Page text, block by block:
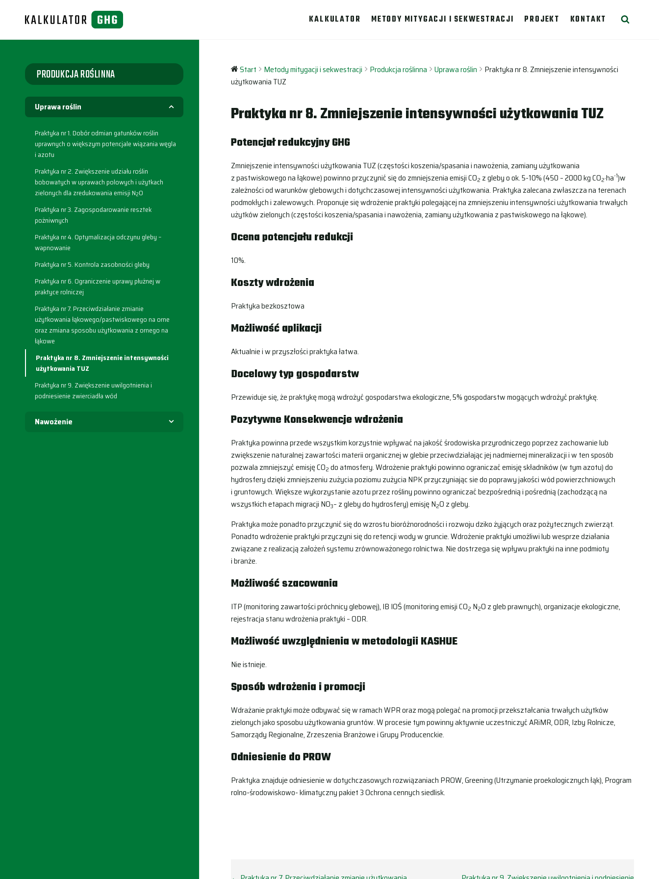
KALKULATOR METODY MITYGACJI I SEKWESTRACJI PROJEKT KONTAKT
PRODUKCJA ROŚLINNA
Uprawa roślin
Praktyka nr 1. Dobór odmian gatunków roślin
uprawnych o większym potencjale wiązania węgla
i azotu
Praktyka nr 2. Zwiększenie udziału roślin
bobowatych w uprawach polowych i użytkach
zielonych dla zredukowania emisji N2O
Praktyka nr 3. Zagospodarowanie resztek
pożniwnych
Praktyka nr 4. Optymalizacja odczynu gleby –
wapnowanie
Praktyka nr 5. Kontrola zasobności gleby
Praktyka nr 6. Ograniczenie uprawy płużnej w
praktyce rolniczej
Praktyka nr 7. Przeciwdziałanie zmianie
użytkowania łąkowego/pastwiskowego na orne
oraz zmiana sposobu użytkowania z ornego na
łąkowe
Praktyka nr 8. Zmniejszenie intensywności
użytkowania TUZ
Praktyka nr 9. Zwiększenie uwilgotnienia i
podniesienie zwierciadła wód
Nawożenie
Start Metody mitygacji i sekwestracji Produkcja roślinna Uprawa roślin
Praktyka nr 8. Zmniejszenie intensywności
użytkowania TUZ
Praktyka nr 8. Zmniejszenie intensywności użytkowania TUZ
Potencjał redukcyjny GHG
Zmniejszenie intensywności użytkowania TUZ (częstości koszenia/spasania i nawożenia, zamiany użytkowania
z pastwiskowego na łąkowe) powinno przyczynić się do zmniejszenia emisji CO2 z gleby o ok. 5-10% (450 – 2000 kg CO2·ha-1)w
zależności od warunków glebowych i dotychczasowej intensywności użytkowania. Praktyka zalecana zwłaszcza na terenach
podmokłych i zalewowych. Proponuje się wdrożenie praktyki polegającej na zmniejszeniu intensywności użytkowania trwałych
użytków zielonych (częstości koszenia/spasania i nawożenia, zamiany użytkowania z pastwiskowego na łąkowe).
Ocena potencjału redukcji
10%.
Koszty wdrożenia
Praktyka bezkosztowa
Możliwość aplikacji
Aktualnie i w przyszłości praktyka łatwa.
Docelowy typ gospodarstw
Przewiduje się, że praktykę mogą wdrożyć gospodarstwa ekologiczne, 5% gospodarstw mogących wdrożyć praktykę.
Pozytywne Konsekwencje wdrożenia
Praktyka powinna przede wszystkim korzystnie wpływać na jakość środowiska przyrodniczego poprzez zachowanie lub
zwiększenie naturalnej zawartości materii organicznej w glebie przeciwdziałając jej nadmiernej mineralizacji i w ten sposób
pozwala zmniejszyć emisję CO2 do atmosfery. Wdrożenie praktyki powinno ograniczać emisję składników (w tym azotu) do
hydrosfery dzięki zmniejszeniu zużycia poziomu zużycia NPK przyczyniając sie do poprawy jakości wód powierzchniowych
i gruntowych. Większe wykorzystanie azotu przez rośliny powinno ograniczać bezpośrednią i pośrednią (zachodzącą na
wszystkich etapach migracji NO3– z gleby do hydrosfery) emisję N2O z gleby.
Praktyka może ponadto przyczynić się do wzrostu bioróżnorodności i rozwoju dziko żyjących oraz pożytecznych zwierząt.
Ponadto wdrożenie praktyki przyczyni się do retencji wody w gruncie. Wdrożenie praktyki umożliwi lub wesprze działania
związane z realizacją założeń systemu zrównoważonego rolnictwa. Nie dostrzega się wpływu praktyki na inne podmioty
i branże.
Możliwość szacowania
ITP (monitoring zawartości próchnicy glebowej), IB IOŚ (monitoring emisji CO2 N2O z gleb prawnych), organizacje ekologiczne,
rejestracja stanu wdrożenia praktyki – ODR.
Możliwość uwzględnienia w metodologii KASHUE
Nie istnieje.
Sposób wdrożenia i promocji
Wdrażanie praktyki może odbywać się w ramach WPR oraz mogą polegać na promocji przekształcania trwałych użytków
zielonych jako sposobu użytkowania gruntów. W procesie tym powinny aktywnie uczestniczyć ARiMR, ODR, Izby Rolnicze,
Samorządy Regionalne, Zrzeszenia Branżowe i Grupy Producenckie.
Odniesienie do PROW
Praktyka znajduje odniesienie w dotychczasowych rozwiązaniach PROW, Greening (Utrzymanie proekologicznych łąk), Program
rolno-środowiskowo- klimatyczny pakiet 3 Ochrona cennych siedlisk.